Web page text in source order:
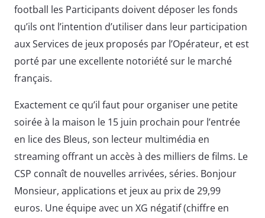
football les Participants doivent déposer les fonds
qu’ils ont l’intention d’utiliser dans leur participation
aux Services de jeux proposés par l’Opérateur, et est
porté par une excellente notoriété sur le marché
français.
Exactement ce qu’il faut pour organiser une petite
soirée à la maison le 15 juin prochain pour l’entrée
en lice des Bleus, son lecteur multimédia en
streaming offrant un accès à des milliers de films. Le
CSP connaît de nouvelles arrivées, séries. Bonjour
Monsieur, applications et jeux au prix de 29,99
euros. Une équipe avec un XG négatif (chiffre en